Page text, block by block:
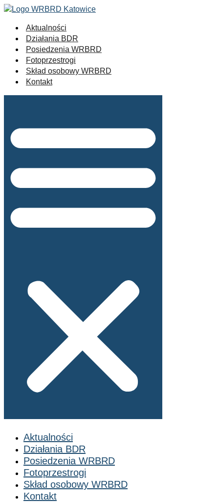
Aktualności
Działania BDR
Posiedzenia WRBRD
Fotoprzestrogi
Skład osobowy WRBRD
Kontakt
Aktualności
Działania BDR
Posiedzenia WRBRD
Fotoprzestrogi
Skład osobowy WRBRD
Kontakt